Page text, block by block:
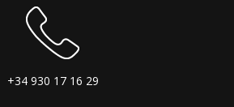
+34 930 17 16 29